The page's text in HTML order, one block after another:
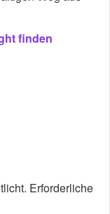
finden
Erforderliche